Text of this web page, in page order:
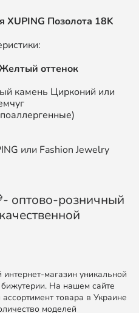
XUPING Позолота 18K
оттенок
камень Цирконий или
или Fashion Jewelry
оптово-розничный
магазин уникальной
На нашем сайте
товара в Украине
моделей